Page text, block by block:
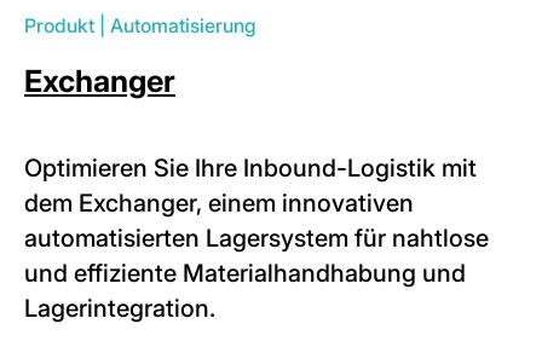
Produkt Automatisierung
Exchanger
Optimieren Sie Ihre Inbound-Logistik mit
dem Exchanger, einem innovativen
automatisierten Lagersystem für nahtlose
und effiziente Materialhandhabung und
Lagerintegration.